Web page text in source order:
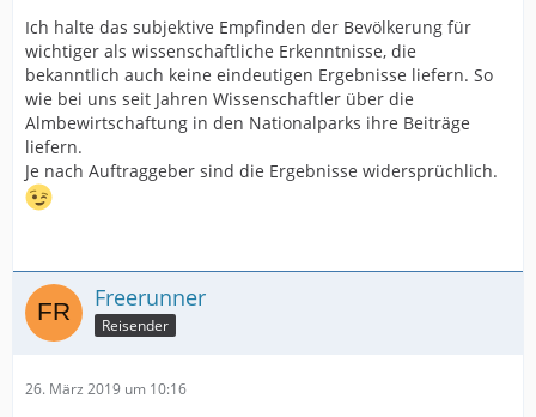
Ich halte das subjektive Empfinden der Bevölkerung für
wichtiger als wissenschaftliche Erkenntnisse, die
bekanntlich auch keine eindeutigen Ergebnisse liefern. So
wie bei uns seit Jahren Wissenschaftler über die
Almbewirtschaftung in den Nationalparks ihre Beiträge
liefern.
Je nach Auftraggeber sind die Ergebnisse widersprüchlich.
Freerunner
Reisender
26. März 2019 um 10:16